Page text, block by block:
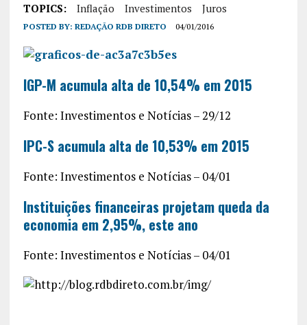
TOPICS: Inflação Investimentos Juros
POSTED BY: REDAÇÃO RDB DIRETO 04/01/2016
IGP-M acumula alta de 10,54% em 2015
Fonte: Investimentos e Notícias – 29/12
IPC-S acumula alta de 10,53% em 2015
Fonte: Investimentos e Notícias – 04/01
Instituições financeiras projetam queda da
economia em 2,95%, este ano
Fonte: Investimentos e Notícias – 04/01